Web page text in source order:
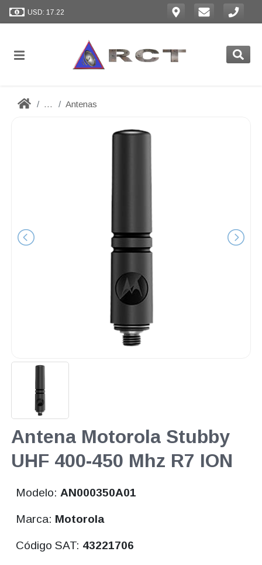
USD: 17.22
... Antenas
Antena Motorola Stubby
UHF 400-450 Mhz R7 ION
Modelo:AN000350A01
Marca: Motorola
Código SAT: 43221706